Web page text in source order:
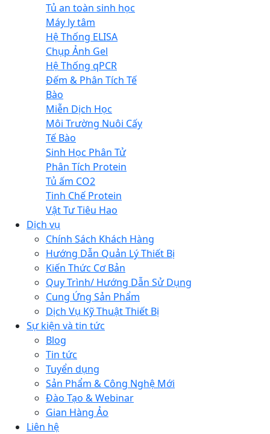
Tủ an toàn sinh học
Máy ly tâm
Hệ Thống ELISA
Chụp Ảnh Gel
Hệ Thống qPCR
Đếm & Phân Tích Tế
Bào
Miễn Dịch Học
Môi Trường Nuôi Cấy
Tế Bào
Sinh Học Phân Tử
Phân Tích Protein
Tủ ấm CO2
Tinh Chế Protein
Vật Tư Tiêu Hao
Dịch vụ
Chính Sách Khách Hàng
Hướng Dẫn Quản Lý Thiết Bị
Kiến Thức Cơ Bản
Quy Trình/ Hướng Dẫn Sử Dụng
Cung Ứng Sản Phẩm
Dịch Vụ Kỹ Thuật Thiết Bị
Sự kiện và tin tức
Blog
Tin tức
Tuyển dụng
Sản Phẩm & Công Nghệ Mới
Đào Tạo & Webinar
Gian Hàng Ảo
Liên hệ